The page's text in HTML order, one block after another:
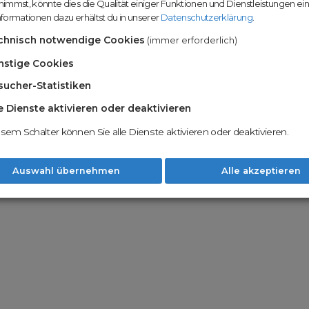
Nachname
du die
Möglichkeiten.
Unsere
Unser Open
um wertvolle
Mit
Option zu
könnte dies die Qualität einiger Funktionen und Dienstleistungen
dazu erhältst du in unsererDatenschutzerklärung.
notwendige Cookies (immer erforderlich)
Cookies
Statistiken
Dienste aktivieren oder deaktivieren
Schalter können Sie alle Dienste aktivieren oder deaktivieren.
Auswahl übernehmen Alle akzeptieren